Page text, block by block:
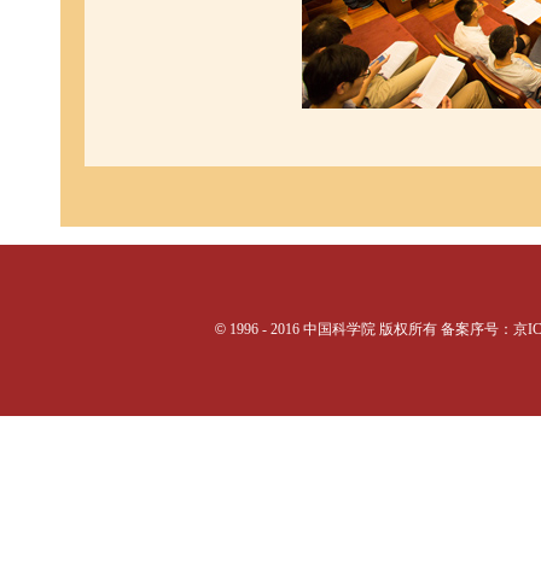
© 1996 - 2016 中国科学院 版权所有 备案序号：京